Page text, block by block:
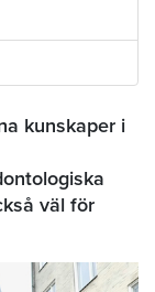
kunskaper i
väl för